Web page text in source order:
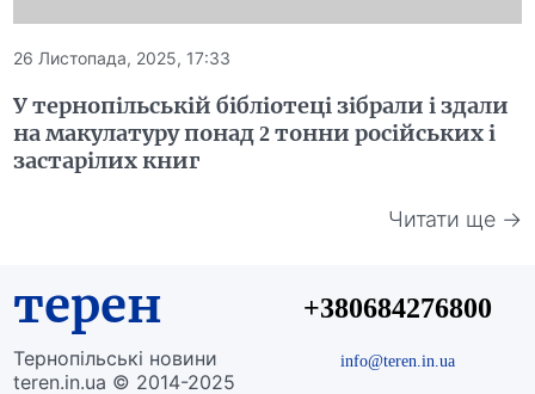
26 Листопада, 2025, 17:33
У тернопільській бібліотеці зібрали і здали
на макулатуру понад 2 тонни російських і
застарілих книг
Читати ще →
терен
Тернопільські новини
teren.in.ua © 2014-2025
+380684276800
info@teren.in.ua